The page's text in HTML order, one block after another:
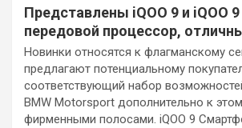
Представлены iQOO 9 и iQOO
передовой процессор,
Новинки относятся к флагманскому
предлагают потенциальному
соответствующий набор
BMW Motorsport дополнительно к
фирменными полосами. iQOO 9